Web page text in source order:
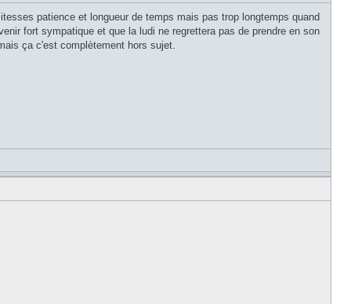
patience et longueur de temps mais pas trop longtemps quand
fort sympatique et que la ludi ne regrettera pas de prendre en son
ça c'est complètement hors sujet.